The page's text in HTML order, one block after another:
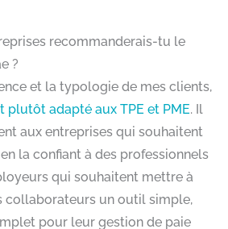
recommanderais-tu le
?
et la typologie de mes clients,
plutôt adapté aux TPE et PME. Il
aux entreprises qui souhaitent
la confiant à des professionnels
qui souhaitent mettre à
collaborateurs un outil simple,
pour leur gestion de paie